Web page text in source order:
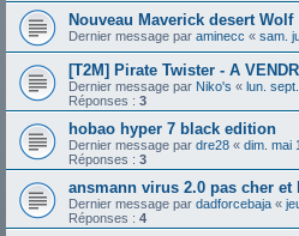
Nouveau Maverick desert Wolf
Dernier message par aminecc « sam.
[T2M] Pirate Twister - A
Dernier message par Niko's « lun.
Réponses : 3
hobao hyper 7 black edition
Dernier message par dre28 « dim. mai
Réponses : 3
ansmann virus 2.0 pas cher et
Dernier message par dadforcebaja «
Réponses : 4